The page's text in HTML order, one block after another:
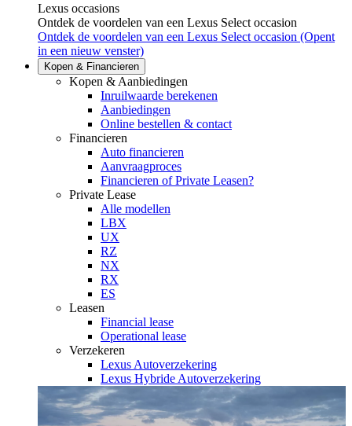
Lexus occasions
Ontdek de voordelen van een Lexus Select occasion
Ontdek de voordelen van een Lexus Select occasion (Opent
in een nieuw venster)
Kopen & Financieren
Kopen & Aanbiedingen
Inruilwaarde berekenen
Aanbiedingen
Online bestellen & contact
Financieren
Auto financieren
Aanvraagproces
Financieren of Private Leasen?
Private Lease
Alle modellen
LBX
UX
RZ
NX
RX
ES
Leasen
Financial lease
Operational lease
Verzekeren
Lexus Autoverzekering
Lexus Hybride Autoverzekering